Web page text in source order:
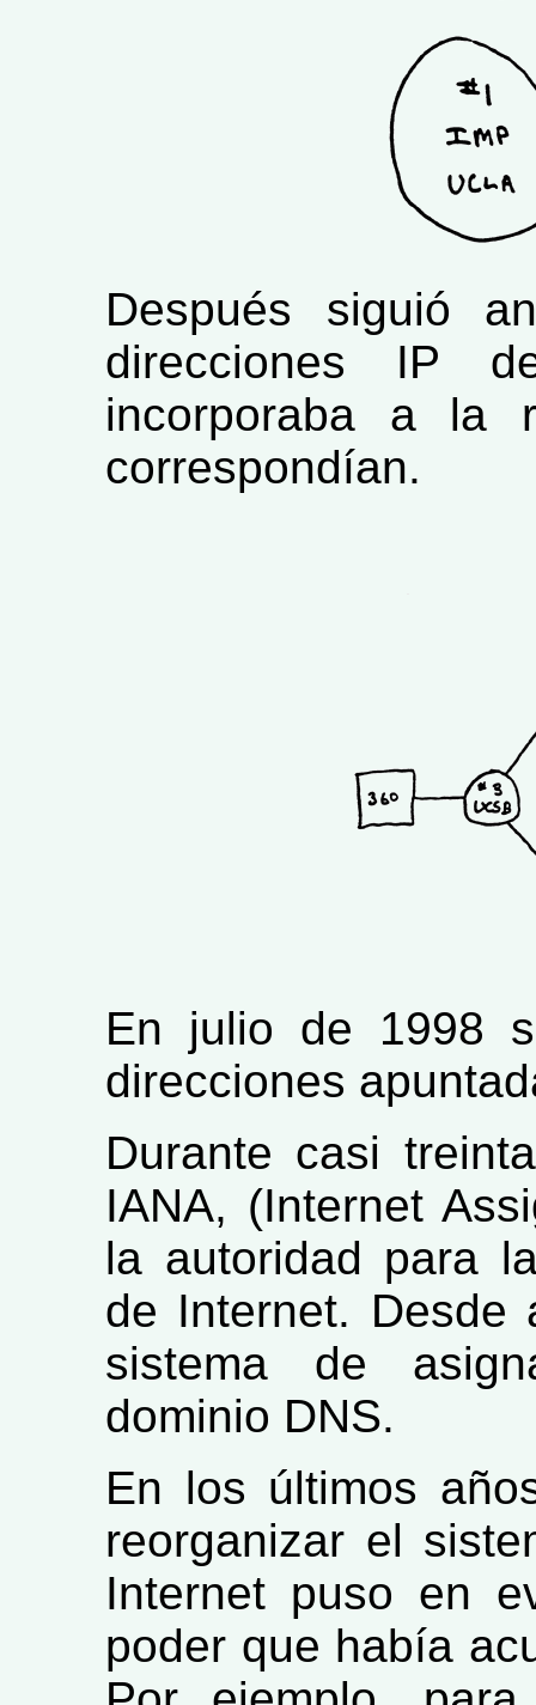
Después siguió
direcciones IP
incorporaba a la
correspondían.
En julio de 1998
direcciones
Durante casi
IANA, (Internet
la autoridad para
de Internet.
sistema de
dominio DNS.
En los últimos
reorganizar el
Internet puso en
poder que había